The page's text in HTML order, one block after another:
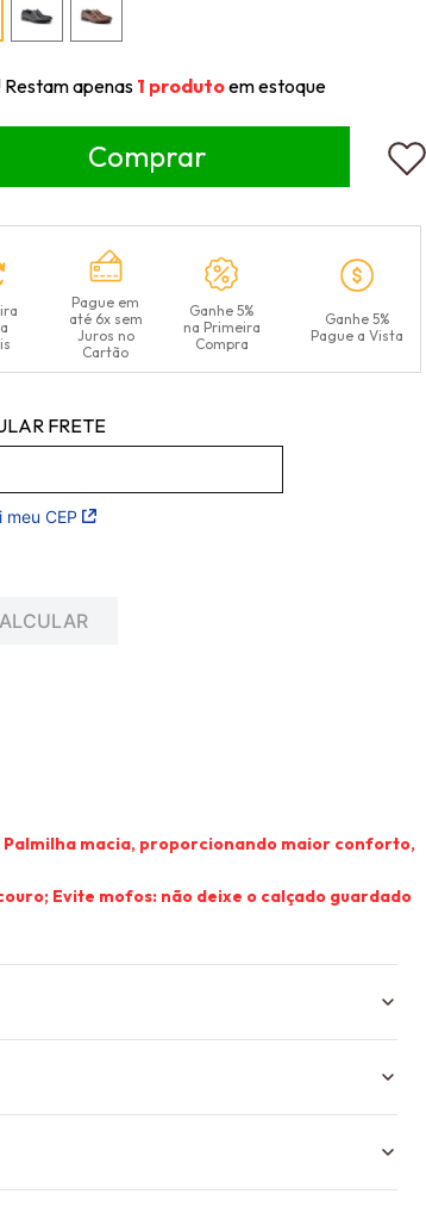
Restam apenas1 produtoem estoque
Pague em
até 6x sem
Juros no
Cartão
Ganhe 5%
na Primeira
Compra
Ganhe 5%
Pague a Vista
meu CEP
Palmilha macia, proporcionando maior conforto,
Evite mofos: não deixe o calçado guardado